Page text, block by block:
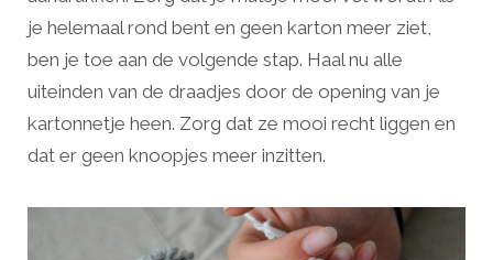
je helemaal rond bent en geen karton meer ziet,
ben je toe aan de volgende stap. Haal nu alle
uiteinden van de draadjes door de opening van je
kartonnetje heen. Zorg dat ze mooi recht liggen en
dat er geen knoopjes meer inzitten.